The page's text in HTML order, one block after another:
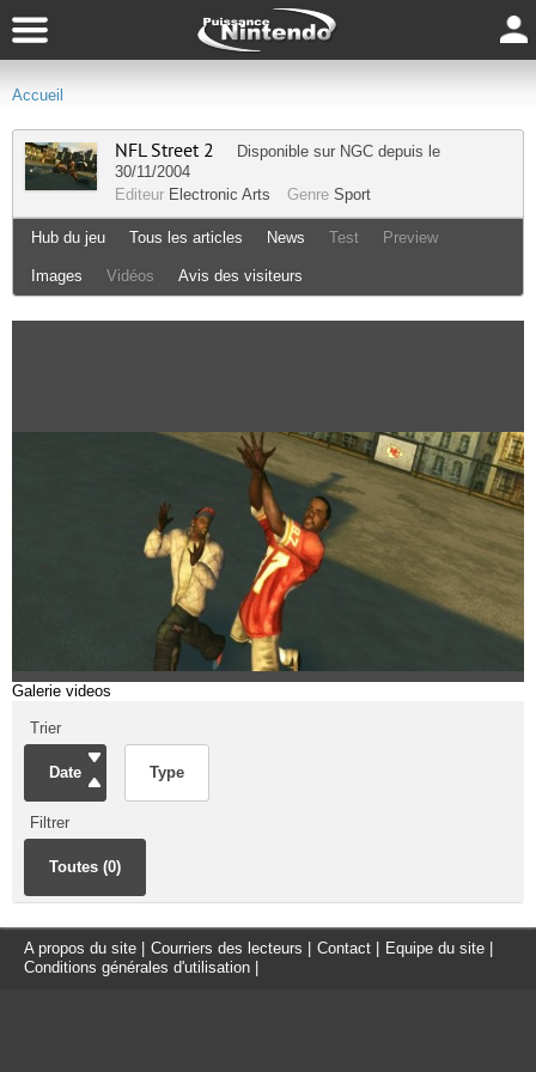
Accueil
NFL Street 2 Disponible sur NGC depuis le
30/11/2004
Editeur Electronic Arts Genre Sport
Hub du jeu Tous les articles News Test Preview
Images Vidéos Avis des visiteurs
Galerie videos
Trier
Date Type
Filtrer
Toutes (0)
A propos du site Courriers des lecteurs Contact Equipe du site
Conditions générales d'utilisation